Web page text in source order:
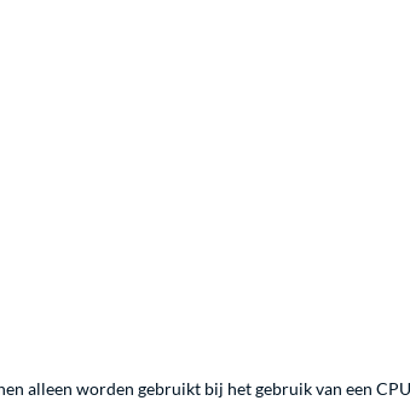
alleen worden gebruikt bij het gebruik van een